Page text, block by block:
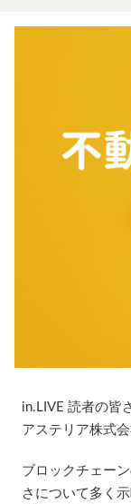
in.LIVE 読者の皆
アステリア株式
ブロックチェー
さについて多く